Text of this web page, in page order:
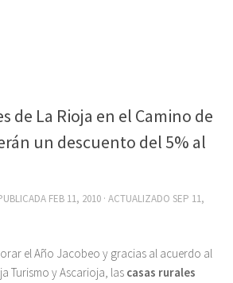
de La Rioja en el Camino de
un descuento del 5% al
FEB 11, 2010 · ACTUALIZADO SEP 11,
el Año Jacobeo y gracias al acuerdo al
Turismo y Ascarioja, las casas rurales